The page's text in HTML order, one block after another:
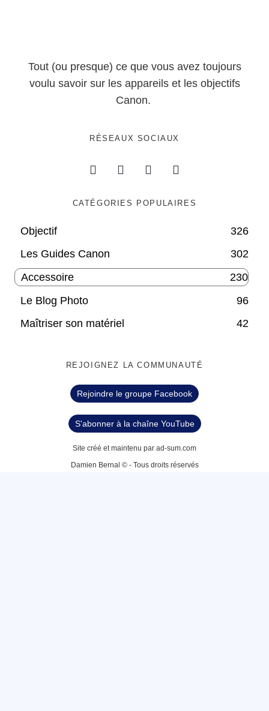
Tout (ou presque) ce que vous avez toujours
voulu savoir sur les appareils et les objectifs
Canon.
RÉSEAUX SOCIAUX
CATÉGORIES POPULAIRES
Objectif
326
Les Guides Canon
302
Accessoire
230
Le Blog Photo
96
Maîtriser son matériel
42
REJOIGNEZ LA COMMUNAUTÉ
Rejoindre le groupe Facebook
S'abonner à la chaîne YouTube
Site créé et maintenu par ad-sum.com
Damien Bernal © - Tous droits réservés